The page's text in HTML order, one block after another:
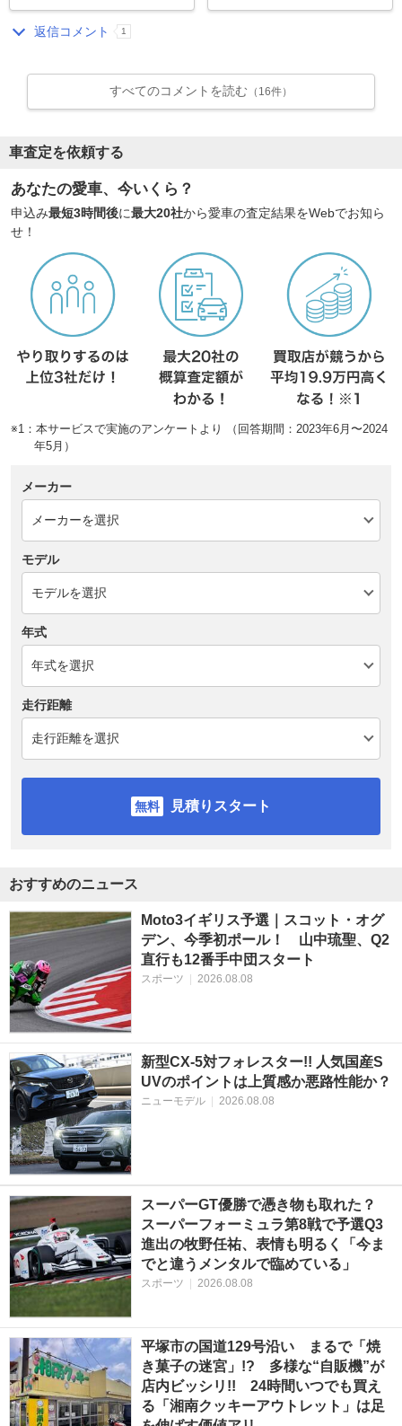
返信コメント 1
すべてのコメントを読む （16件）
車査定を依頼する
あなたの愛車、今いくら？
申込み最短3時間後に最大20社から愛車の査定結果をWebでお知ら
せ！
※1：本サービスで実施のアンケートより （回答期間：2023年6月〜2024
年5月）
メーカー
モデル
年式
走行距離
見積りスタート
おすすめのニュース
Moto3イギリス予選｜スコット・オグ
デン、今季初ポール！ 山中琉聖、Q2
直行も12番手中団スタート
スポーツ 2026.08.08
新型CX-5対フォレスター!! 人気国産S
UVのポイントは上質感か悪路性能か？
ニューモデル 2026.08.08
スーパーGT優勝で憑き物も取れた？
スーパーフォーミュラ第8戦で予選Q3
進出の牧野任祐、表情も明るく「今ま
でと違うメンタルで臨めている」
スポーツ 2026.08.08
平塚市の国道129号沿い まるで「焼
き菓子の迷宮」!? 多様な“自販機”が
店内ビッシリ!! 24時間いつでも買え
る「湘南クッキーアウトレット」は足